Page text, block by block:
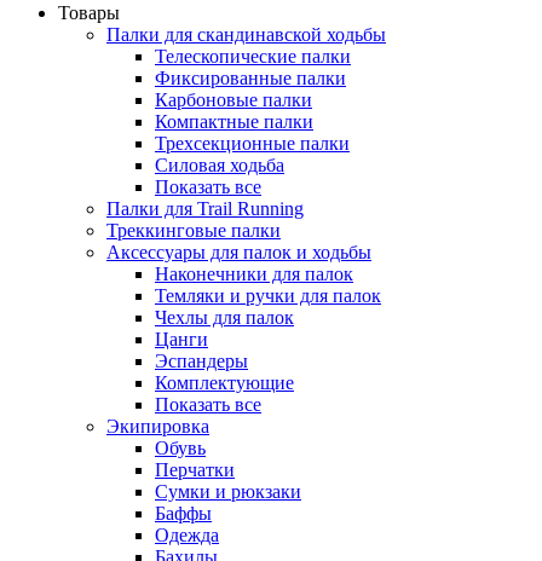
Товары
Палки для скандинавской ходьбы
Телескопические палки
Фиксированные палки
Карбоновые палки
Компактные палки
Трехсекционные палки
Силовая ходьба
Показать все
Палки для Trail Running
Треккинговые палки
Аксессуары для палок и ходьбы
Наконечники для палок
Темляки и ручки для палок
Чехлы для палок
Цанги
Эспандеры
Комплектующие
Показать все
Экипировка
Обувь
Перчатки
Сумки и рюкзаки
Баффы
Одежда
Бахилы